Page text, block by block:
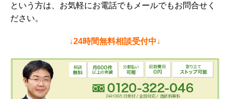
という方は、お気軽にお電話でもメールでもお問合せく
ださい。
↓24時間無料相談受付中↓